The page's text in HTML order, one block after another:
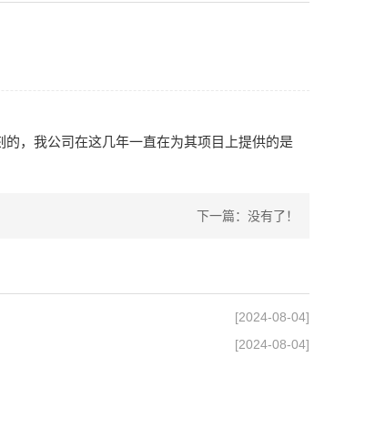
，我公司在这几年一直在为其项目上提供的是
下一篇：没有了！
[2024-08-04]
[2024-08-04]